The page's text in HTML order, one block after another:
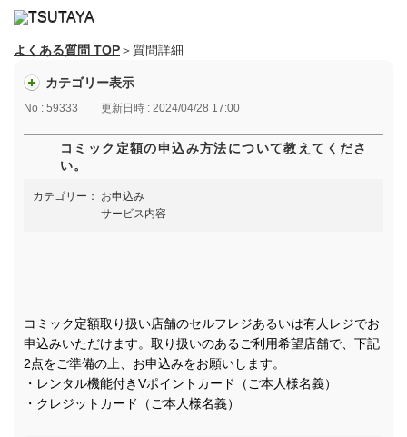
よくある質問 TOP＞質問詳細
カテゴリー表示
No : 59333 更新日時 : 2024/04/28 17:00
コミック定額の申込み方法について教えてくださ
い。
カテゴリー：
お申込み
サービス内容
コミック定額取り扱い店舗のセルフレジあるいは有人レジでお
申込みいただけます。取り扱いのあるご利用希望店舗で、下記
2点をご準備の上、お申込みをお願いします。
・レンタル機能付きVポイントカード（ご本人様名義）
・クレジットカード（ご本人様名義）